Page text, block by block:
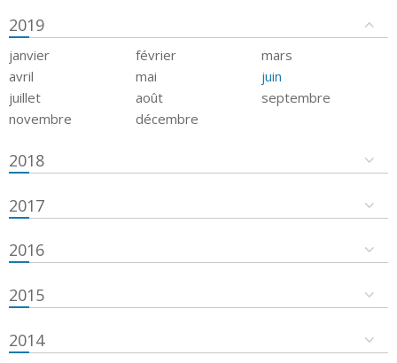
2019
janvier février
mars
avril
mai
juin
juillet
août
septembre
novembre
décembre
2018
2017
2016
2015
2014